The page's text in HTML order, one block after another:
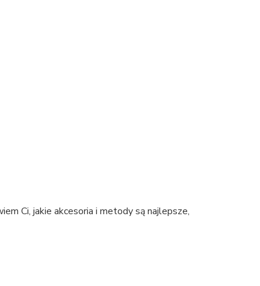
Ci, jakie akcesoria i metody są najlepsze,